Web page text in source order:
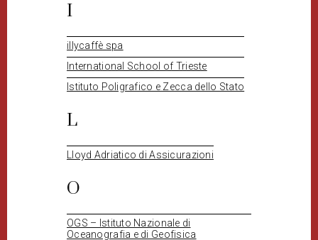
I
illycaffè spa
International School of Trieste
Istituto Poligrafico e Zecca dello Stato
L
Lloyd Adriatico di Assicurazioni
O
OGS – Istituto Nazionale di
Oceanografia e di Geofisica